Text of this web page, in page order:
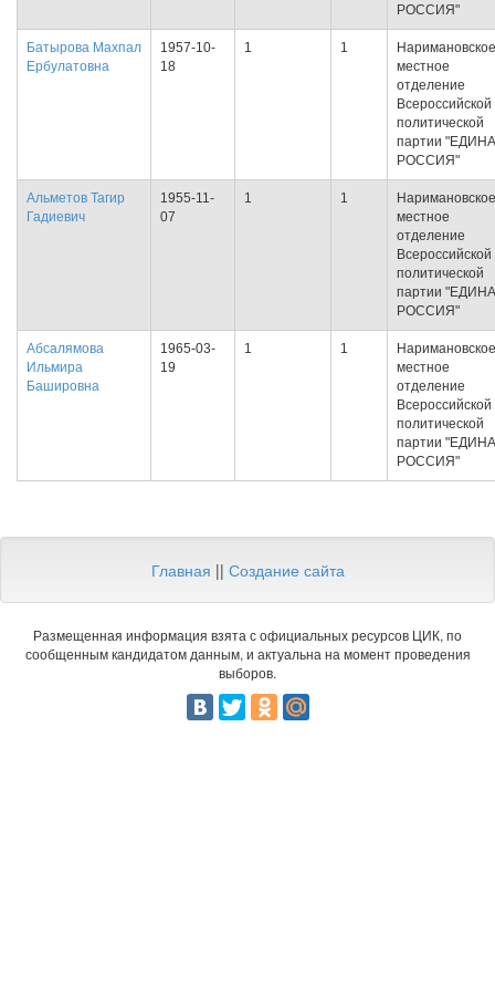
РОССИЯ"
Батырова Махпал
Ербулатовна
1957-10-
18
1 1
Наримановское
местное
отделение
Всероссийской
политической
партии
РОССИЯ"
Альметов Тагир
Гадиевич
1955-11-
07
1 1
Наримановское
местное
отделение
Всероссийской
политической
партии
РОССИЯ"
Абсалямова
Ильмира
Башировна
1965-03-
19
1 1
Наримановское
местное
отделение
Всероссийской
политической
партии
РОССИЯ"
Главная || Создание сайта
Размещенная информация взята с официальных ресурсов ЦИК, по
сообщенным кандидатом данным, и актуальна на момент проведения
выборов.